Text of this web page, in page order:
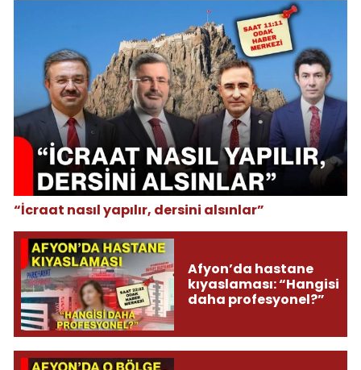
“İcraat nasıl yapılır, dersini alsınlar”
Afyon’da hastane
kıyaslaması: “Hangisi
daha profesyonel?”